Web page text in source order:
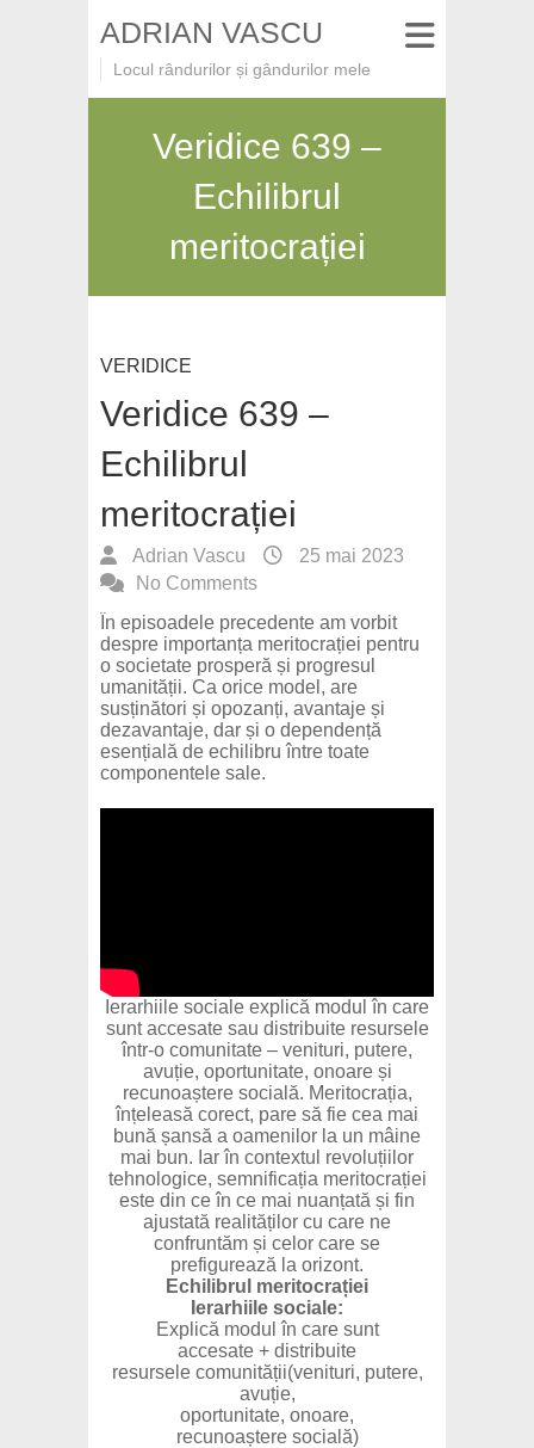
ADRIAN VASCU
Locul rândurilor și gândurilor mele
Veridice 639 –
Echilibrul
meritocrației
VERIDICE
Veridice 639 –
Echilibrul
meritocrației
Adrian Vascu
25 mai 2023
No Comments
În episoadele precedente am vorbit
despre importanța meritocrației pentru
o societate prosperă și progresul
umanității. Ca orice model, are
susținători și opozanți, avantaje și
dezavantaje, dar și o dependență
esențială de echilibru între toate
componentele sale.
Ierarhiile sociale explică modul în care
sunt accesate sau distribuite resursele
într-o comunitate – venituri, putere,
avuție, oportunitate, onoare și
recunoaștere socială. Meritocrația,
înțeleasă corect, pare să fie cea mai
bună șansă a oamenilor la un mâine
mai bun. Iar în contextul revoluțiilor
tehnologice, semnificația meritocrației
este din ce în ce mai nuanțată și fin
ajustată realităților cu care ne
confruntăm și celor care se
prefigurează la orizont.
Echilibrul meritocrației
Ierarhiile sociale:
Explică modul în care sunt
accesate + distribuite
resursele comunității(venituri, putere,
avuție,
oportunitate, onoare,
recunoaștere socială)